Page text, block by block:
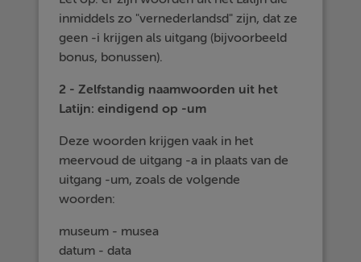
inmiddels zo "vernederlandsd" zijn, dat ze
geen -i krijgen als uitgang (bijvoorbeeld
bonus, bonussen).
2 - Zelfstandig naamwoorden uit het
Latijn: eindigend op -um
Deze woorden krijgen vaak in het
meervoud de uitgang -a in plaats van de
uitgang -um, zoals de volgende
woorden:
museum - musea
datum - data